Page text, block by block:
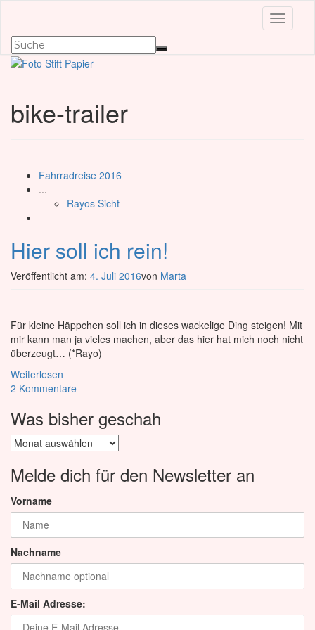
bike-trailer
Fahrradreise 2016
...
Rayos Sicht
Hier soll ich rein!
Veröffentlicht am: 4. Juli 2016von Marta
Für kleine Häppchen soll ich in dieses wackelige Ding steigen! Mit
mir kann man ja vieles machen, aber das hier hat mich noch nicht
überzeugt… (*Rayo)
Weiterlesen
2 Kommentare
Was bisher geschah
Was
bisher
geschah
Melde dich für den Newsletter an
Vorname
Nachname
E-Mail Adresse: